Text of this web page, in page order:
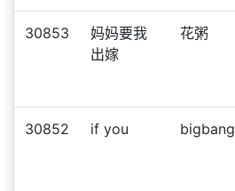
30853
妈妈要我
出嫁
花粥
30852 if you bigbang